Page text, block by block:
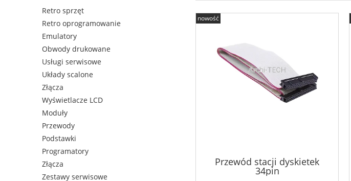
Retro sprzęt
Retro oprogramowanie
Emulatory
Obwody drukowane
Usługi serwisowe
Układy scalone
Złącza
Wyświetlacze LCD
Moduły
Przewody
Podstawki
Programatory
Złącza
Zestawy serwisowe
Przewód stacji dyskietek
34pin
nowość